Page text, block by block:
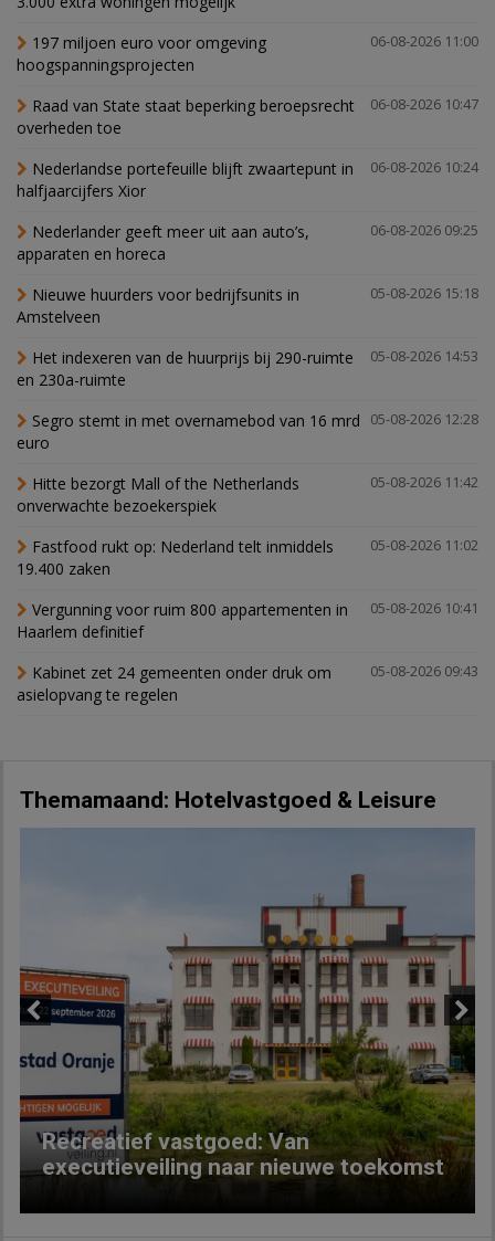
06-08-2026 11:00
197 miljoen euro voor omgeving
hoogspanningsprojecten
06-08-2026 10:47
Raad van State staat beperking beroepsrecht
overheden toe
06-08-2026 10:24
Nederlandse portefeuille blijft zwaartepunt in
halfjaarcijfers Xior
06-08-2026 09:25
Nederlander geeft meer uit aan auto’s,
apparaten en horeca
05-08-2026 15:18
Nieuwe huurders voor bedrijfsunits in
Amstelveen
05-08-2026 14:53
Het indexeren van de huurprijs bij 290-ruimte
en 230a-ruimte
05-08-2026 12:28
Segro stemt in met overnamebod van 16 mrd
euro
05-08-2026 11:42
Hitte bezorgt Mall of the Netherlands
onverwachte bezoekerspiek
05-08-2026 11:02
Fastfood rukt op: Nederland telt inmiddels
19.400 zaken
05-08-2026 10:41
Vergunning voor ruim 800 appartementen in
Haarlem definitief
05-08-2026 09:43
Kabinet zet 24 gemeenten onder druk om
asielopvang te regelen
Themamaand: Hotelvastgoed & Leisure
Recreatief vastgoed: Van
executieveiling naar nieuwe toekomst
Next